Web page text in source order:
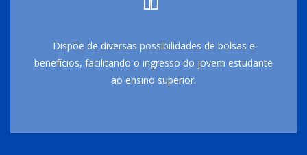
Dispõe de diversas possibilidades de bolsas e
benefícios, facilitando o ingresso do jovem estudante
ao ensino superior.